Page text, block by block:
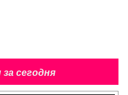
сегодня